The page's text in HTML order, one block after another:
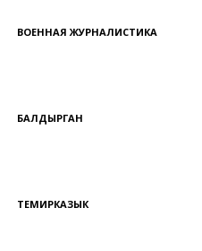
ВОЕННАЯ ЖУРНАЛИСТИКА
БАЛДЫРГАН
ТЕМИРКАЗЫК